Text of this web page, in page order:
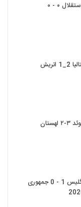
خلاصه بازی ؛ استقلال ۰ - ۰
خلاصه بازی انگلیس 1 - 0 جمهوری